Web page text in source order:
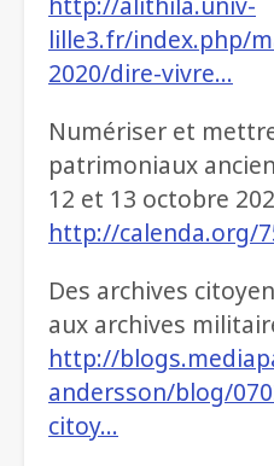
lille3.fr/index.php/
2020/dire-vivre…
Numériser et
patrimoniaux
12 et 13 octobre
http://calenda.org/
Des archives
aux archives
http://
andersson/blog/
citoy…